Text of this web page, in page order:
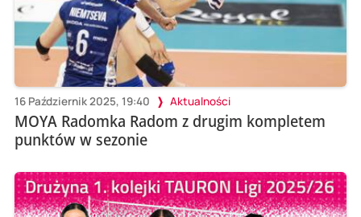
16 Październik 2025, 19:40 Aktualności
MOYA Radomka Radom z drugim kompletem
punktów w sezonie